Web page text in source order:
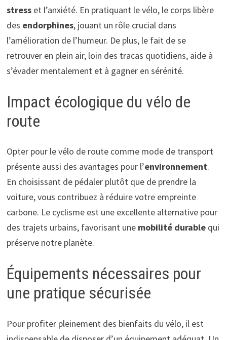
stresset l’anxiété. En pratiquant le vélo, le corps libère
des endorphines, jouant un rôle crucial dans
l’amélioration de l’humeur. De plus, le fait de se
retrouver en plein air, loin des tracas quotidiens, aide à
s’évader mentalement et à gagner en sérénité.
Impact écologique du vélo de
route
Opter pour le vélo de route comme mode de transport
présente aussi des avantages pour l’environnement.
En choisissant de pédaler plutôt que de prendre la
voiture, vous contribuez à réduire votre empreinte
carbone. Le cyclisme est une excellente alternative pour
des trajets urbains, favorisant une mobilité durablequi
préserve notre planète.
Équipements nécessaires pour
une pratique sécurisée
Pour profiter pleinement des bienfaits du vélo, il est